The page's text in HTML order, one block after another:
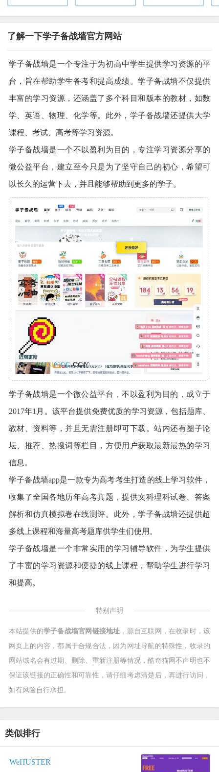
了解一下学子备战墙官方网站
学子备战墙是一个专注于为初高中学生提供学习资源的平
台，旨在帮助学生备考和提高成绩。学子备战墙不仅提供
丰富的学习资源，还涵盖了多个科目和版本的教材，如数
学、英语、物理、化学等。此外，学子备战墙还提供大学
课程、考试、高考等学习资源。
学子备战墙是一个不以盈利为目的，专注学习资源分享的
微公益平台，建立至今只是为了坚守自己的初心，希望可
以长久的运营下去，并且能够帮助到更多的学子。
学子备战墙是一个微公益平台，不以盈利为目的，成立于
2017年1月。该平台提供免费优质的学习资源，包括题库、
教材、资料等，并且无需注册即可下载。站内还有圈子论
坛、推荐、热搜词等栏目，方便用户获取最新最热的学习
信息。
学子备战墙app是一款专为高考考生打造的线上学习软件，
收集了全国各地历年高考真题，提供文科理科试卷、答案
解析和仿真模拟卷在线测评。此外，学子备战墙还提供超
多线上课程和海量高考题库供学生们使用。
学子备战墙是一个非常实用的学习辅导软件，为学生提供
了丰富的学习资源和便捷的线上课程，帮助学生进行学习
和提高。
特别声明
本站提供的学子备战墙官网链接地址 ，源自互联网，在收录时，该
网页上的内容，都属于合规合法，因为网址导航的特殊性，收录的
网站域名会有过期、删除、重新注册等情况，酷奇猫网不声明也不
保证该链接的正确性和可靠性，请仔细考虑清楚后，再进行访问，
如有风险自行承担。
类似排行
WeHUSTER